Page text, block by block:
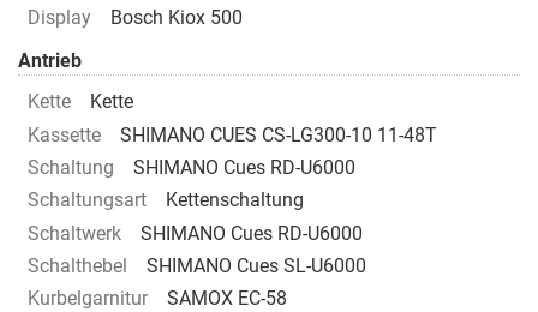
Display
Bosch Kiox 500
Antrieb
Kette
Kette
Kassette
SHIMANO CUES CS-LG300-10 11-48T
Schaltung
SHIMANO Cues RD-U6000
Schaltungsart
Kettenschaltung
Schaltwerk
SHIMANO Cues RD-U6000
Schalthebel
SHIMANO Cues SL-U6000
Kurbelgarnitur
SAMOX EC-58